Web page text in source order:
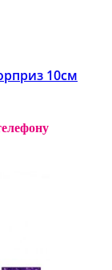
10см